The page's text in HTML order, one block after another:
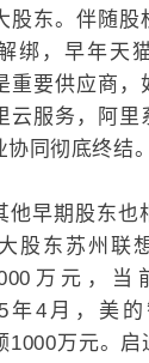
股东。伴随股
绑，早年天
重要供应商，
云服务，阿里
同彻底终结。
他早期股东也
股东苏州联
万元，当
年4月，美
1000万元。启